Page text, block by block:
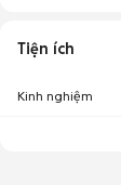
Tiện ích
Kinh nghiệm